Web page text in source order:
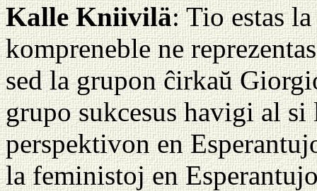
Kalle Kniivilä: Tio estas
kompreneble ne
sed la grupon ĉirkaŭ
grupo sukcesus havigi al
perspektivon en
la feministoj en